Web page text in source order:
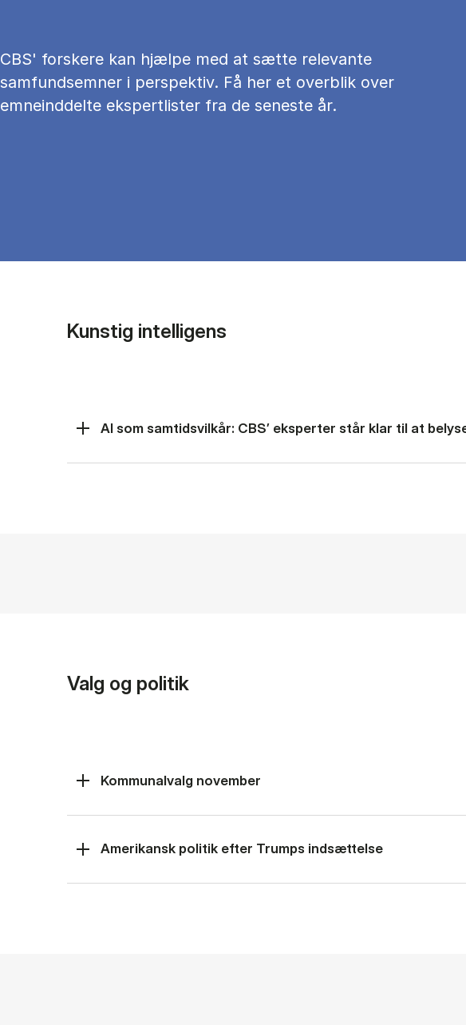
CBS' forskere kan hjælpe med at sætte relevante
samfundsemner i perspektiv. Få her et overblik over
emneinddelte ekspertlister fra de seneste år.
Kunstig intelligens
AI som samtidsvilkår: CBS’ eksperter står klar til at
Valg og politik
Kommunalvalg november
Amerikansk politik efter Trumps indsættelse